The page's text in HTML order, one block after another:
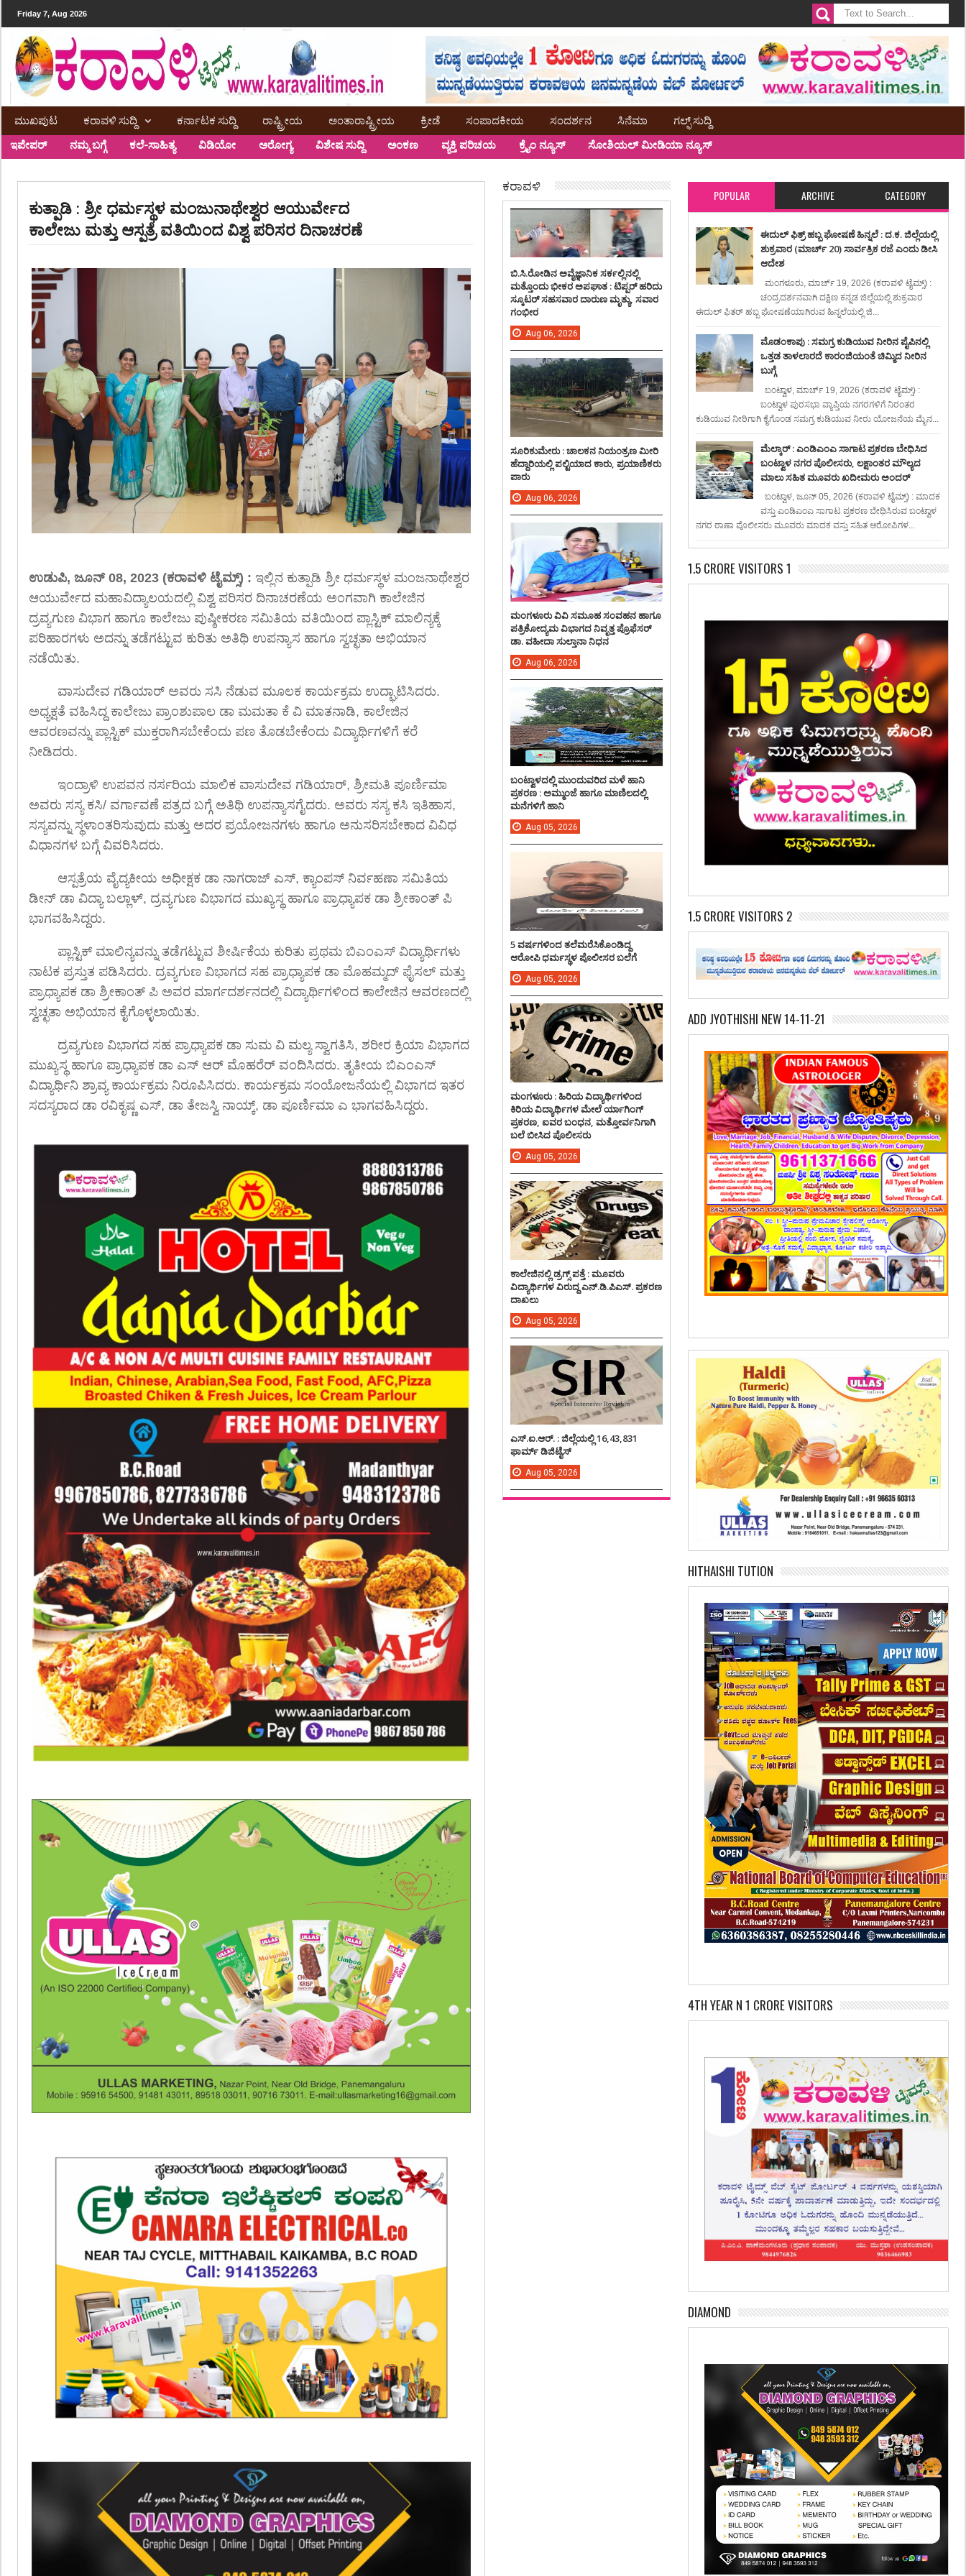
Friday 7, Aug 2026
ಮುಖಪುಟ ಕರಾವಳಿ ಸುದ್ದಿ ಕರ್ನಾಟಕ ಸುದ್ದಿ ರಾಷ್ಟ್ರೀಯ ಅಂತಾರಾಷ್ಟ್ರೀಯ ಕ್ರೀಡೆ ಸಂಪಾದಕೀಯ ಸಂದರ್ಶನ ಸಿನೆಮಾ ಗಲ್ಫ್ ಸುದ್ದಿ
ಇಪೇಪರ್ ನಮ್ಮ ಬಗ್ಗೆ ಕಲೆ-ಸಾಹಿತ್ಯ ವಿಡಿಯೋ ಅರೋಗ್ಯ ವಿಶೇಷ ಸುದ್ದಿ ಅಂಕಣ ವ್ಯಕ್ತಿ ಪರಿಚಯ ಕ್ರೈಂ ನ್ಯೂಸ್ ಸೋಶಿಯಲ್ ಮೀಡಿಯಾ ನ್ಯೂಸ್
ಕುತ್ಪಾಡಿ : ಶ್ರೀ ಧರ್ಮಸ್ಥಳ ಮಂಜುನಾಥೇಶ್ವರ ಆಯುರ್ವೇದ
ಕಾಲೇಜು ಮತ್ತು ಆಸ್ಪತ್ರೆ ವತಿಯಿಂದ ವಿಶ್ವ ಪರಿಸರ ದಿನಾಚರಣೆ
ಉಡುಪಿ, ಜೂನ್ 08, 2023 (ಕರಾವಳಿ ಟೈಮ್ಸ್) : ಇಲ್ಲಿನ ಕುತ್ಪಾಡಿ ಶ್ರೀ ಧರ್ಮಸ್ಥಳ ಮಂಜನಾಥೇಶ್ವರ
ಆಯುರ್ವೇದ ಮಹಾವಿದ್ಯಾಲಯದಲ್ಲಿ ವಿಶ್ವ ಪರಿಸರ ದಿನಾಚರಣೆಯ ಅಂಗವಾಗಿ ಕಾಲೇಜಿನ
ದ್ರವ್ಯಗುಣ ವಿಭಾಗ ಹಾಗೂ ಕಾಲೇಜು ಪುಷ್ಠೀಕರಣ ಸಮಿತಿಯ ವತಿಯಿಂದ ಪ್ಲಾಸ್ಟಿಕ್ ಮಾಲಿನ್ಯಕ್ಕೆ
ಪರಿಹಾರಗಳು ಅದನ್ನು ತಡೆಗಟ್ಟುವ ಕುರಿತು ಅತಿಥಿ ಉಪನ್ಯಾಸ ಹಾಗೂ ಸ್ವಚ್ಛತಾ ಅಭಿಯಾನ
ನಡೆಯಿತು.
ವಾಸುದೇವ ಗಡಿಯಾರ್ ಅವರು ಸಸಿ ನೆಡುವ ಮೂಲಕ ಕಾರ್ಯಕ್ರಮ ಉದ್ಘಾಟಿಸಿದರು.
ಅಧ್ಯಕ್ಷತೆ ವಹಿಸಿದ್ದ ಕಾಲೇಜು ಪ್ರಾಂಶುಪಾಲ ಡಾ ಮಮತಾ ಕೆ ವಿ ಮಾತನಾಡಿ, ಕಾಲೇಜಿನ
ಆವರಣವನ್ನು ಪ್ಲಾಸ್ಟಿಕ್ ಮುಕ್ತರಾಗಿಸಬೇಕೆಂದು ಪಣ ತೊಡಬೇಕೆಂದು ವಿದ್ಯಾರ್ಥಿಗಳಿಗೆ ಕರೆ
ನೀಡಿದರು.
ಇಂದ್ರಾಳಿ ಉಪವನ ನರ್ಸರಿಯ ಮಾಲಿಕ ವಾಸುದೇವ ಗಡಿಯಾರ್, ಶ್ರೀಮತಿ ಪೂರ್ಣಿಮಾ
ಅವರು ಸಸ್ಯ ಕಸಿ/ ವರ್ಗಾವಣೆ ಪತ್ರದ ಬಗ್ಗೆ ಅತಿಥಿ ಉಪನ್ಯಾಸಗೈದರು. ಅವರು ಸಸ್ಯ ಕಸಿ ಇತಿಹಾಸ,
ಸಸ್ಯವನ್ನು ಸ್ಥಳಾಂತರಿಸುವುದು ಮತ್ತು ಅದರ ಪ್ರಯೋಜನಗಳು ಹಾಗೂ ಅನುಸರಿಸಬೇಕಾದ ವಿವಿಧ
ವಿಧಾನಗಳ ಬಗ್ಗೆ ವಿವರಿಸಿದರು.
ಆಸ್ಪತ್ರೆಯ ವೈದ್ಯಕೀಯ ಅಧೀಕ್ಷಕ ಡಾ ನಾಗರಾಜ್ ಎಸ್, ಕ್ಯಾಂಪಸ್ ನಿರ್ವಹಣಾ ಸಮಿತಿಯ
ಡೀನ್ ಡಾ ವಿದ್ಯಾ ಬಲ್ಲಾಳ್, ದ್ರವ್ಯಗುಣ ವಿಭಾಗದ ಮುಖ್ಯಸ್ಥ ಹಾಗೂ ಪ್ರಾಧ್ಯಾಪಕ ಡಾ ಶ್ರೀಕಾಂತ್ ಪಿ
ಭಾಗವಹಿಸಿದ್ದರು.
ಪ್ಲಾಸ್ಟಿಕ್ ಮಾಲಿನ್ಯವನ್ನು ತಡೆಗಟ್ಟುವ ಶೀರ್ಷಿಕೆಯ ಕುರಿತು ಪ್ರಥಮ ಬಿಎಂಎಸ್ ವಿದ್ಯಾರ್ಥಿಗಳು
ನಾಟಕ ಪ್ರಸ್ತುತ ಪಡಿಸಿದರು. ದ್ರವ್ಯಗುಣ ವಿಭಾಗದ ಸಹ ಪ್ರಾಧ್ಯಾಪಕ ಡಾ ಮೊಹಮ್ಮದ್ ಫೈಸಲ್ ಮತ್ತು
ಪ್ರಾಧ್ಯಾಪಕ ಡಾ ಶ್ರೀಕಾಂತ್ ಪಿ ಅವರ ಮಾರ್ಗದರ್ಶನದಲ್ಲಿ ವಿದ್ಯಾರ್ಥಿಗಳಿಂದ ಕಾಲೇಜಿನ ಆವರಣದಲ್ಲಿ
ಸ್ವಚ್ಛತಾ ಅಭಿಯಾನ ಕೈಗೊಳ್ಳಲಾಯಿತು.
ದ್ರವ್ಯಗುಣ ವಿಭಾಗದ ಸಹ ಪ್ರಾಧ್ಯಾಪಕ ಡಾ ಸುಮ ವಿ ಮಲ್ಯ ಸ್ವಾಗತಿಸಿ, ಶರೀರ ಕ್ರಿಯಾ ವಿಭಾಗದ
ಮುಖ್ಯಸ್ಥ ಹಾಗೂ ಪ್ರಾಧ್ಯಾಪಕ ಡಾ ಎಸ್ ಆರ್ ಮೊಹರೆರ್ ವಂದಿಸಿದರು. ತೃತೀಯ ಬಿಎಂಎಸ್
ವಿದ್ಯಾರ್ಥಿನಿ ಶ್ರಾವ್ಯ ಕಾರ್ಯಕ್ರಮ ನಿರೂಪಿಸಿದರು. ಕಾರ್ಯಕ್ರಮ ಸಂಯೋಜನೆಯಲ್ಲಿ ವಿಭಾಗದ ಇತರ
ಸದಸ್ಯರಾದ ಡಾ ರವಿಕೃಷ್ಣ ಎಸ್, ಡಾ ತೇಜಸ್ವಿ ನಾಯ್ಕ್, ಡಾ ಪೂರ್ಣಿಮಾ ಎ ಭಾಗವಹಿಸಿದ್ದರು.
POPULAR ARCHIVE CATEGORY
ಈದುಲ್ ಫಿತ್ರ್ ಹಬ್ಬ ಘೋಷಣೆ ಹಿನ್ನಲೆ : ದ.ಕ. ಜಿಲ್ಲೆಯಲ್ಲಿ
ಶುಕ್ರವಾರ (ಮಾರ್ಚ್ 20) ಸಾರ್ವತ್ರಿಕ ರಜೆ ಎಂದು ಡೀಸಿ
ಆದೇಶ
ಮಂಗಳೂರು, ಮಾರ್ಚ್ 19, 2026 (ಕರಾವಳಿ ಟೈಮ್ಸ್) :
ಚಂದ್ರದರ್ಶನವಾಗಿ ದಕ್ಷಿಣ ಕನ್ನಡ ಜಿಲ್ಲೆಯಲ್ಲಿ ಶುಕ್ರವಾರ
ಈದುಲ್ ಫಿತರ್ ಹಬ್ಬ ಘೋಷಣೆಯಾಗಿರುವ ಹಿನ್ನಲೆಯಲ್ಲಿ ಜಿ...
ಮೊಡಂಕಾಪು : ಸಮಗ್ರ ಕುಡಿಯುವ ನೀರಿನ ಪೈಪಿನಲ್ಲಿ
ಒತ್ತಡ ತಾಳಲಾರದೆ ಕಾರಂಜಿಯಂತೆ ಚಿಮ್ಮಿದ ನೀರಿನ
ಬುಗ್ಗೆ
ಬಂಟ್ವಾಳ, ಮಾರ್ಚ್ 19, 2026 (ಕರಾವಳಿ ಟೈಮ್ಸ್) :
ಬಂಟ್ವಾಳ ಪುರಸಭಾ ವ್ಯಾಪ್ತಿಯ ನಗರಗಳಿಗೆ ನಿರಂತರ
ಕುಡಿಯುವ ನೀರಿಗಾಗಿ ಕೈಗೊಂಡ ಸಮಗ್ರ ಕುಡಿಯುವ ನೀರು ಯೋಜನೆಯ ಮೈನ...
ಮೆಲ್ಕಾರ್ : ಎಂಡಿಎಂಎ ಸಾಗಾಟ ಪ್ರಕರಣ ಬೇಧಿಸಿದ
ಬಂಟ್ವಾಳ ನಗರ ಪೊಲೀಸರು, ಲಕ್ಷಾಂತರ ಮೌಲ್ಯದ
ಮಾಲು ಸಹಿತ ಮೂವರು ಖದೀಮರು ಅಂದರ್
ಬಂಟ್ವಾಳ, ಜೂನ್ 05, 2026 (ಕರಾವಳಿ ಟೈಮ್ಸ್) : ಮಾದಕ
ವಸ್ತು ಎಂಡಿಎಂಎ ಸಾಗಾಟ ಪ್ರಕರಣ ಬೇಧಿಸಿರುವ ಬಂಟ್ವಾಳ
ನಗರ ಠಾಣಾ ಪೊಲೀಸರು ಮೂವರು ಮಾದಕ ವಸ್ತು ಸಹಿತ ಆರೋಪಿಗಳ...
1.5 CRORE VISITORS 1
1.5 CRORE VISITORS 2
ADD JYOTHISHI NEW 14-11-21
HITHAISHI TUTION
4TH YEAR N 1 CRORE VISITORS
DIAMOND
ಕರಾವಳಿ
ಬಿ.ಸಿ.ರೋಡಿನ ಅವೈಜ್ಞಾನಿಕ ಸರ್ಕಲ್ಲಿನಲ್ಲಿ
ಮತ್ತೊಂದು ಭೀಕರ ಅಪಘಾತ : ಟಿಪ್ಪರ್ ಹರಿದು
ಸ್ಕೂಟರ್ ಸಹಸವಾರ ದಾರುಣ ಮೃತ್ಯು, ಸವಾರ
ಗಂಭೀರ
Aug 06, 2026
ಸೂರಿಕುಮೇರು : ಚಾಲಕನ ನಿಯಂತ್ರಣ ಮೀರಿ
ಹೆದ್ದಾರಿಯಲ್ಲಿ ಪಲ್ಟಿಯಾದ ಕಾರು, ಪ್ರಯಾಣಿಕರು
ಪಾರು
Aug 06, 2026
ಮಂಗಳೂರು ವಿವಿ ಸಮೂಹ ಸಂವಹನ ಹಾಗೂ
ಪತ್ರಿಕೋದ್ಯಮ ವಿಭಾಗದ ನಿವೃತ್ತ ಪ್ರೊಫೆಸರ್
ಡಾ. ವಹೀದಾ ಸುಲ್ತಾನಾ ನಿಧನ
Aug 06, 2026
ಬಂಟ್ವಾಳದಲ್ಲಿ ಮುಂದುವರಿದ ಮಳೆ ಹಾನಿ
ಪ್ರಕರಣ : ಅಮ್ಮುಂಜೆ ಹಾಗೂ ಮಾಣಿಲದಲ್ಲಿ
ಮನೆಗಳಿಗೆ ಹಾನಿ
Aug 05, 2026
5 ವರ್ಷಗಳಿಂದ ತಲೆಮರೆಸಿಕೊಂಡಿದ್ದ
ಆರೋಪಿ ಧರ್ಮಸ್ಥಳ ಪೊಲೀಸರ ಬಲೆಗೆ
Aug 05, 2026
ಮಂಗಳೂರು : ಹಿರಿಯ ವಿದ್ಯಾರ್ಥಿಗಳಿಂದ
ಕಿರಿಯ ವಿದ್ಯಾರ್ಥಿಗಳ ಮೇಲೆ ರ್ಯಾಗಿಂಗ್
ಪ್ರಕರಣ, ಐವರ ಬಂಧನ, ಮತ್ತೋರ್ವನಿಗಾಗಿ
ಬಲೆ ಬೀಸಿದ ಪೊಲೀಸರು
Aug 05, 2026
ಕಾಲೇಜಿನಲ್ಲಿ ಡ್ರಗ್ಸ್ ಪತ್ತೆ : ಮೂವರು
ವಿದ್ಯಾರ್ಥಿಗಳ ವಿರುದ್ದ ಎನ್.ಡಿ.ಪಿಎಸ್. ಪ್ರಕರಣ
ದಾಖಲು
Aug 05, 2026
ಎಸ್.ಐ.ಆರ್. : ಜಿಲ್ಲೆಯಲ್ಲಿ 16,43,831
ಫಾರ್ಮ್ ಡಿಜಿಟೈಸ್
Aug 05, 2026